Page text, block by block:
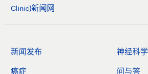
Clinic)新闻网
新闻发布
癌症
神经科学
问与答